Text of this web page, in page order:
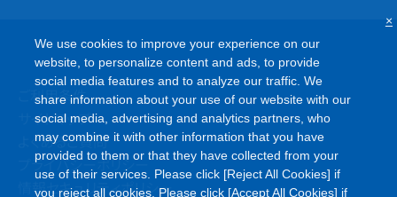
ご利用条件
サイトマップ
よくあるご質問
プライバシーポリシー
情報セキュリティポリシー
We use cookies to improve your experience on our
website, to personalize content and ads, to provide
social media features and to analyze our traffic. We
share information about your use of our website with our
social media, advertising and analytics partners, who
may combine it with other information that you have
provided to them or that they have collected from your
use of their services. Please click [Reject All Cookies] if
you reject all cookies. Please click [Accept All Cookies] if
×